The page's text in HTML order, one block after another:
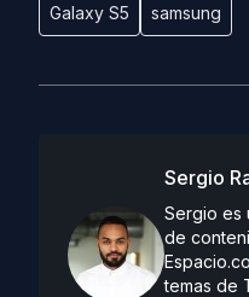
Galaxy S5 samsung
Sergio
Sergio es
de
temas de